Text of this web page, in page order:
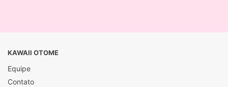
KAWAII OTOME
Equipe
Contato